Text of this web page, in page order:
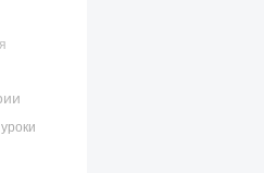
уроки